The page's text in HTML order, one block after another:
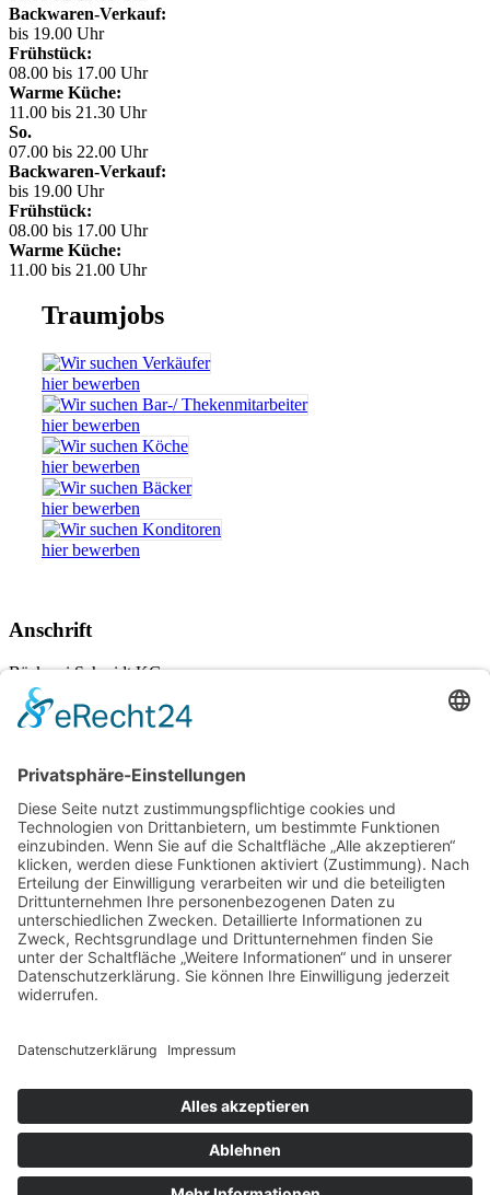
Backwaren-Verkauf:
bis 19.00 Uhr
Frühstück:
08.00 bis 17.00 Uhr
Warme Küche:
11.00 bis 21.30 Uhr
So.
07.00 bis 22.00 Uhr
Backwaren-Verkauf:
bis 19.00 Uhr
Frühstück:
08.00 bis 17.00 Uhr
Warme Küche:
11.00 bis 21.00 Uhr
Traumjobs
hier bewerben
hier bewerben
hier bewerben
hier bewerben
hier bewerben
Anschrift
Bäckerei Schmidt KG
Rambacher Str. 6, 91180 Heideck
Kontakt
Diese E-Mail-Adresse ist vor Spambots geschützt! Zur Anzeige
BACKSTUBE-TELEFON: 09177 4966-0
Bürozeiten
Mo.-Fr. 08:00 bis 16:00 Uhr
Samstag/Sonntag geschlossen
Blog
Presse
Genießerkarte
Copyright © 2014-2026Bäckerei Schmidt KG. Alle Rechte